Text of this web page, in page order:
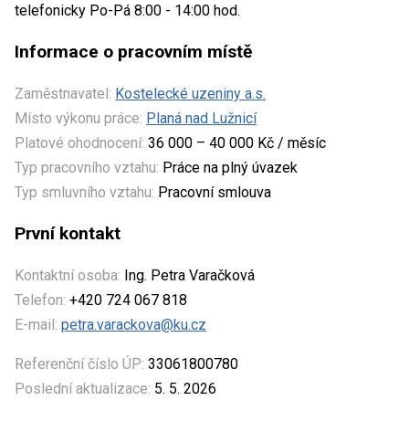
telefonicky Po-Pá 8:00 - 14:00 hod.
Informace o pracovním místě
Zaměstnavatel: Kostelecké uzeniny a.s.
Místo výkonu práce: Planá nad Lužnicí
Platové ohodnocení: 36 000 – 40 000 Kč / měsíc
Typ pracovního vztahu: Práce na plný úvazek
Typ smluvního vztahu: Pracovní smlouva
První kontakt
Kontaktní osoba: Ing. Petra Varačková
Telefon: +420 724 067 818
E-mail: petra.varackova@ku.cz
Referenční číslo ÚP: 33061800780
Poslední aktualizace: 5. 5. 2026